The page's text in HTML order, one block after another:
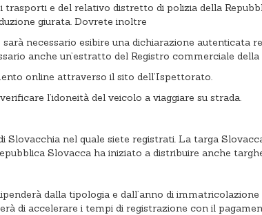
e del relativo distretto di polizia della
giurata. Dovrete inoltre
necessario esibire una dichiarazione autenticata
anche un’estratto del Registro commerciale della
online attraverso il sito dell’Ispettorato.
l’idoneità del veicolo a viaggiare su strada.
nel quale siete registrati. La targa
Slovacca ha iniziato a distribuire anche
dalla tipologia e dall’anno di
di accelerare i tempi di registrazione con il